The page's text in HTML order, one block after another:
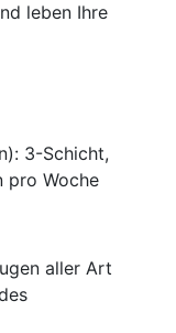
leben Ihre
3-Schicht,
pro Woche
aller Art